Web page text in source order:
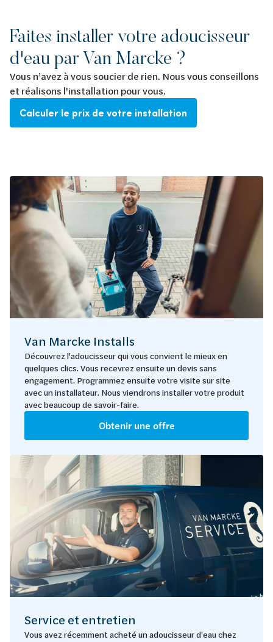
Faites installer votre adoucisseur
d'eau par Van Marcke ?
Vous n’avez à vous soucier de rien. Nous vous conseillons
et réalisons l'installation pour vous.
Calculer le prix de votre installation
Van Marcke Installs
Découvrez l'adoucisseur qui vous convient le mieux en
quelques clics. Vous recevrez ensuite un devis sans
engagement. Programmez ensuite votre visite sur site
avec un installateur. Nous viendrons installer votre produit
avec beaucoup de savoir-faire.
Obtenir une offre
Service et entretien
Vous avez récemment acheté un adoucisseur d'eau chez